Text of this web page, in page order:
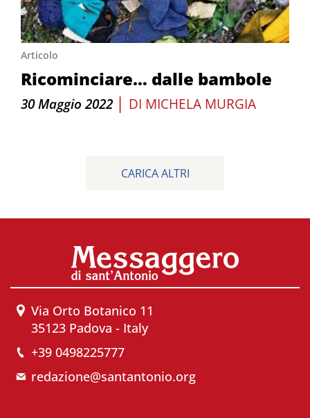
Articolo
Ricominciare… dalle bambole
30 Maggio 2022 | DI MICHELA MURGIA
CARICA ALTRI
Via Orto Botanico 11
35123 Padova - Italy
+39 0498225777
redazione@santantonio.org